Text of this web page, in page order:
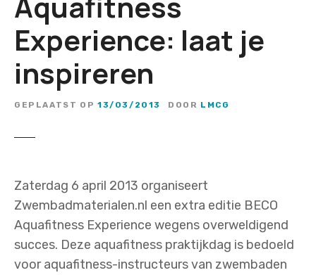
Experience: laat je
inspireren
GEPLAATST OP 13/03/2013 DOOR LMCG
Zaterdag 6 april 2013 organiseert
Zwembadmaterialen.nl een extra editie BECO
Aquafitness Experience wegens overweldigend
succes. Deze aquafitness praktijkdag is bedoeld
voor aquafitness-instructeurs van zwembaden